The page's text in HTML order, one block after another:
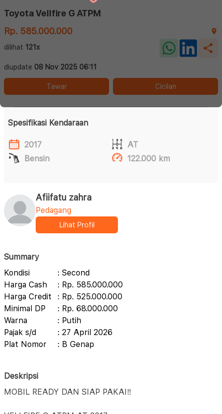
Toyota Vellfire G ATPM
Rp. 585.000.000
dilihat 121x
diupdate 08 Nov 2025 06:11
Tawar Cicilan
Spesifikasi Kendaraan
2017
AT
Bensin
122.000 km
Afiifatu zahra
Pedagang
Lihat Profil
Summary
Kondisi
: Second
Harga Cash
: Rp. 585.000.000
Harga Credit
: Rp. 525.000.000
Minimal DP
: Rp. 68.000.000
Warna
: Putih
Pajak s/d
: 27 April 2026
Plat Nomor
: B Genap
Deskripsi
MOBIL READY DAN SIAP PAKAI‼️